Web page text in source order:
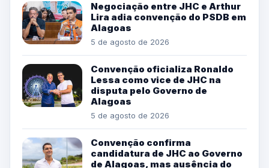
Negociação entre JHC e Arthur
Lira adia convenção do PSDB em
Alagoas
5 de agosto de 2026
Convenção oficializa Ronaldo
Lessa como vice de JHC na
disputa pelo Governo de
Alagoas
5 de agosto de 2026
Convenção confirma
candidatura de JHC ao Governo
de Alagoas, mas ausência do